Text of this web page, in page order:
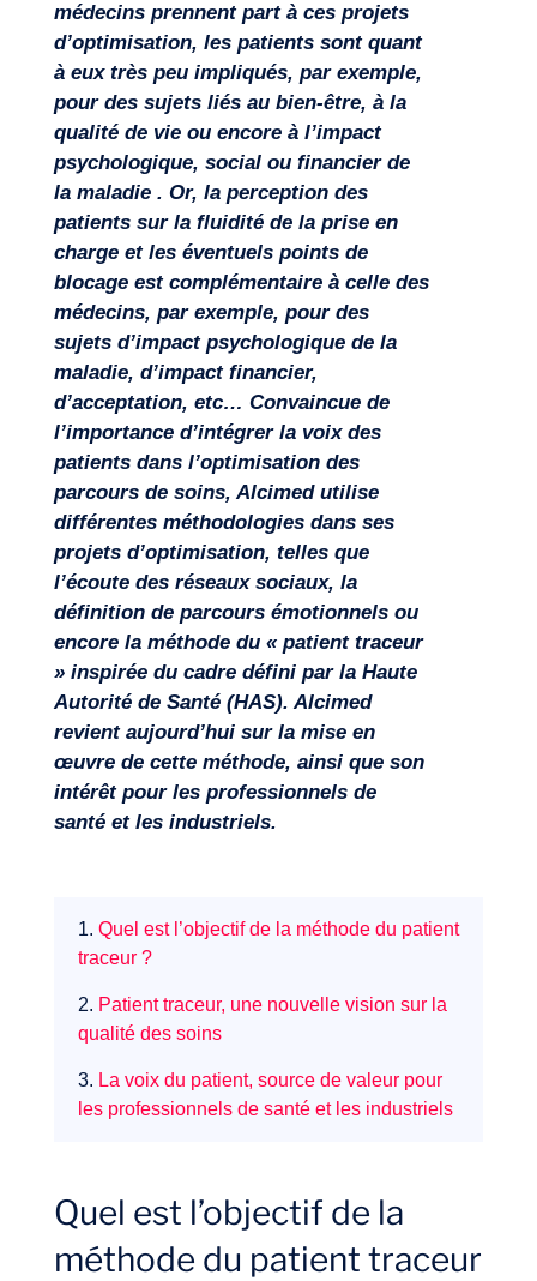
Missions
Expertises
Notre aventure
médecins prennent part à ces projets
d’optimisation, les patients sont quant
à eux très peu impliqués, par exemple,
pour des sujets liés au bien-être, à la
qualité de vie ou encore à l’impact
psychologique, social ou financier de
la maladie . Or, la perception des
patients sur la fluidité de la prise en
charge et les éventuels points de
blocage est complémentaire à celle des
médecins, par exemple, pour des
sujets d’impact psychologique de la
maladie, d’impact financier,
d’acceptation, etc… Convaincue de
l’importance d’intégrer la voix des
patients dans l’optimisation des
parcours de soins, Alcimed utilise
différentes méthodologies dans ses
projets d’optimisation, telles que
l’écoute des réseaux sociaux, la
définition de parcours émotionnels ou
encore la méthode du « patient traceur
» inspirée du cadre défini par la Haute
Autorité de Santé (HAS). Alcimed
revient aujourd’hui sur la mise en
œuvre de cette méthode, ainsi que son
intérêt pour les professionnels de
santé et les industriels.
1. Quel est l’objectif de la méthode du patient
traceur ?
2. Patient traceur, une nouvelle vision sur la
qualité des soins
3. La voix du patient, source de valeur pour
les professionnels de santé et les industriels
Quel est l’objectif de la
méthode du patient traceur